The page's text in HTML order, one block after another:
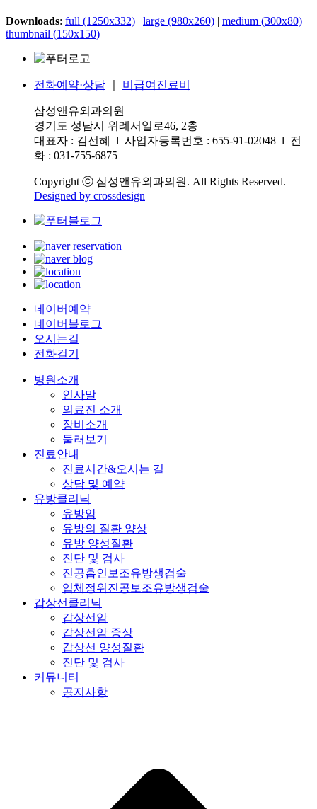
Downloads: full (1250x332) | large (980x260) | medium (300x80) |
thumbnail (150x150)
전화예약·상담 비급여진료비
삼성앤유외과의원
경기도 성남시 위례서일로46, 2층
대표자 : 김선혜 l 사업자등록번호 : 655-91-02048 l 전
화 : 031-755-6875
Copyright ⓒ 삼성앤유외과의원. All Rights Reserved.
Designed by crossdesign
네이버예약
네이버블로그
오시는길
전화걸기
병원소개
인사말
의료진 소개
장비소개
둘러보기
진료안내
진료시간&오시는 길
상담 및 예약
유방클리닉
유방암
유방의 질환 양상
유방 양성질환
진단 및 검사
진공흡인보조유방생검술
입체정위진공보조유방생검술
갑상선클리닉
갑상선암
갑상선암 증상
갑상선 양성질환
진단 및 검사
커뮤니티
공지사항